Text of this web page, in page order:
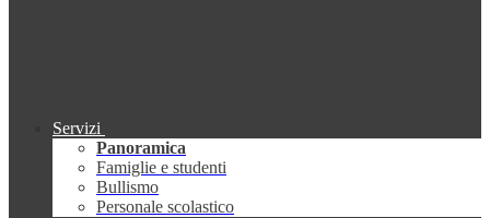
Servizi
Panoramica
Famiglie e studenti
Bullismo
Personale scolastico